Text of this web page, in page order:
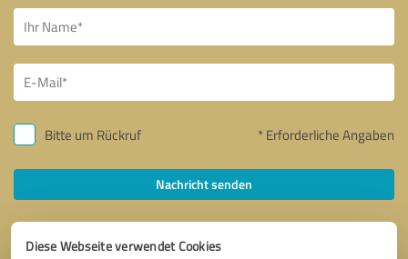
Diese Webseite verwendet Cookies
Bitte um Rückruf * Erforderliche Angaben
Nachricht senden
Ich stimme den